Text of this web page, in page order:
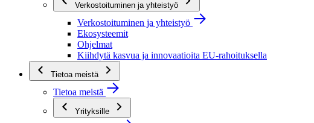
Verkostoituminen ja yhteistyö
Verkostoituminen ja yhteistyö
Ekosysteemit
Ohjelmat
Kiihdytä kasvua ja innovaatioita EU-rahoituksella
Tietoa meistä
Tietoa meistä
Yrityksille